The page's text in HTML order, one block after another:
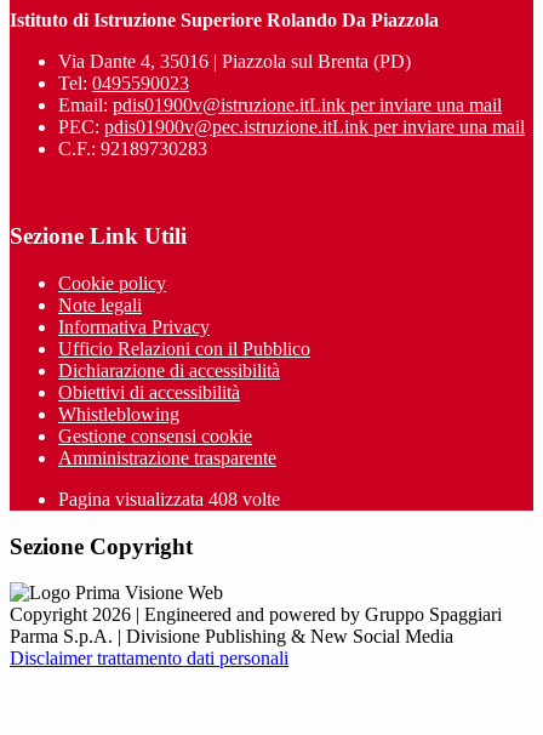
Istituto di Istruzione Superiore Rolando Da Piazzola
Via Dante 4, 35016 | Piazzola sul Brenta (PD)
Tel: 0495590023
Email: pdis01900v@istruzione.itLink per inviare una mail
PEC: pdis01900v@pec.istruzione.itLink per inviare una mail
C.F.: 92189730283
Sezione Link Utili
Cookie policy
Note legali
Informativa Privacy
Ufficio Relazioni con il Pubblico
Dichiarazione di accessibilità
Obiettivi di accessibilità
Whistleblowing
Gestione consensi cookie
Amministrazione trasparente
Pagina visualizzata 408 volte
Sezione Copyright
Copyright 2026 | Engineered and powered by Gruppo Spaggiari
Parma S.p.A. | Divisione Publishing & New Social Media
Disclaimer trattamento dati personali